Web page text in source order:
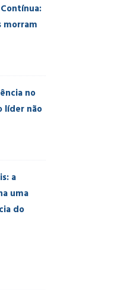
morram
no
líder não
a
uma
do